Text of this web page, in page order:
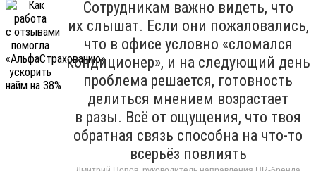
Сотрудникам важно видеть, что
их слышат. Если они пожаловались,
что в офисе условно «сломался
кондиционер», и на следующий день
проблема решается, готовность
делиться мнением возрастает
в разы. Всё от ощущения, что твоя
обратная связь способна на что-то
всерьёз повлиять